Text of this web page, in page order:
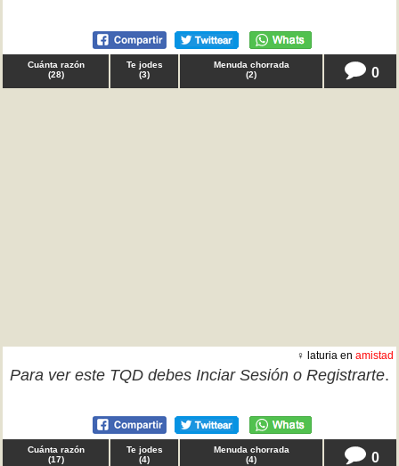
Cuánta razón
(28)
Te jodes
(3)
Menuda chorrada
(2) 0
♀ laturia en amistad
Para ver este TQD debes Inciar Sesión o Registrarte.
Cuánta razón
(17)
Te jodes
(4)
Menuda chorrada
(4) 0